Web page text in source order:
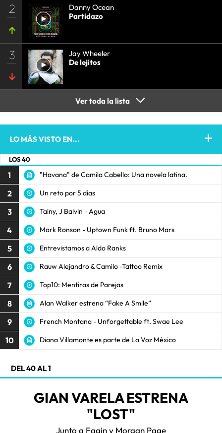
2
Danny Ocean
Partidazo
3
Jay Wheeler
De lejitos
Ver toda la lista
LO MÁS VISTO EN...
LOS 40
1 "Havana" de Camila Cabello: Una novela latina.
2 Un reto por 5 días
3 Tainy, J Balvin - Agua
4 Mark Ronson - Uptown Funk ft. Bruno Mars
5 Entrevistamos a Aldo Ranks
6 Rauw Alejandro & Camilo -Tattoo Remix
7 Top10: Mentiras de Parejas
8 Alan Walker estrena “Fake A Smile”
9 French Montana - Unforgettable ft. Swae Lee
10 Diana Villamonte es parte de La Voz México
DEL 40 AL 1
GIAN VARELA ESTRENA
"LOST"
Junto a Fagin y Morgan Page